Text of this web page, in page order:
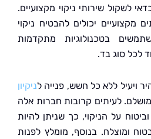
שירותי ניקוי מקצועיים.
יכולים להבטיח ניקוי
מתקדמות
בד.
ללא כל חשש, פנייה לניקיון
קרובות חברות אלה
הניקוי, כך שניתן להיות
בנוסף, מומלץ לפנות